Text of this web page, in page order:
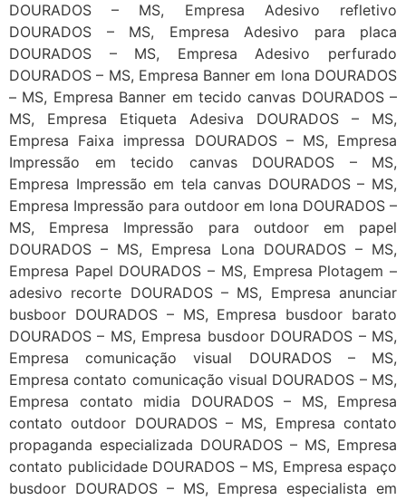
DOURADOS – MS, Empresa Adesivo refletivo
DOURADOS – MS, Empresa Adesivo para placa
DOURADOS – MS, Empresa Adesivo perfurado
DOURADOS – MS, Empresa Banner em lona DOURADOS
– MS, Empresa Banner em tecido canvas DOURADOS –
MS, Empresa Etiqueta Adesiva DOURADOS – MS,
Empresa Faixa impressa DOURADOS – MS, Empresa
Impressão em tecido canvas DOURADOS – MS,
Empresa Impressão em tela canvas DOURADOS – MS,
Empresa Impressão para outdoor em lona DOURADOS –
MS, Empresa Impressão para outdoor em papel
DOURADOS – MS, Empresa Lona DOURADOS – MS,
Empresa Papel DOURADOS – MS, Empresa Plotagem –
adesivo recorte DOURADOS – MS, Empresa anunciar
busboor DOURADOS – MS, Empresa busdoor barato
DOURADOS – MS, Empresa busdoor DOURADOS – MS,
Empresa comunicação visual DOURADOS – MS,
Empresa contato comunicação visual DOURADOS – MS,
Empresa contato midia DOURADOS – MS, Empresa
contato outdoor DOURADOS – MS, Empresa contato
propaganda especializada DOURADOS – MS, Empresa
contato publicidade DOURADOS – MS, Empresa espaço
busdoor DOURADOS – MS, Empresa especialista em